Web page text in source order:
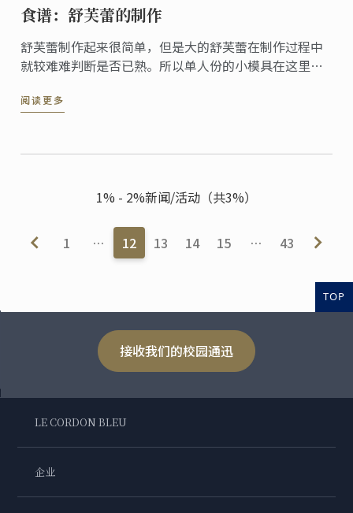
食谱：舒芙蕾的制作
舒芙蕾制作起来很简单，但是大的舒芙蕾在制作过程中
就较难难判断是否已熟。所以单人份的小模具在这里就
让你在家就能轻松制作。
阅读更多
1% - 2%新闻/活动（共3%）
1 … 12 13 14 15 … 43
TOP
接收我们的校园通迅
LE CORDON BLEU
企业